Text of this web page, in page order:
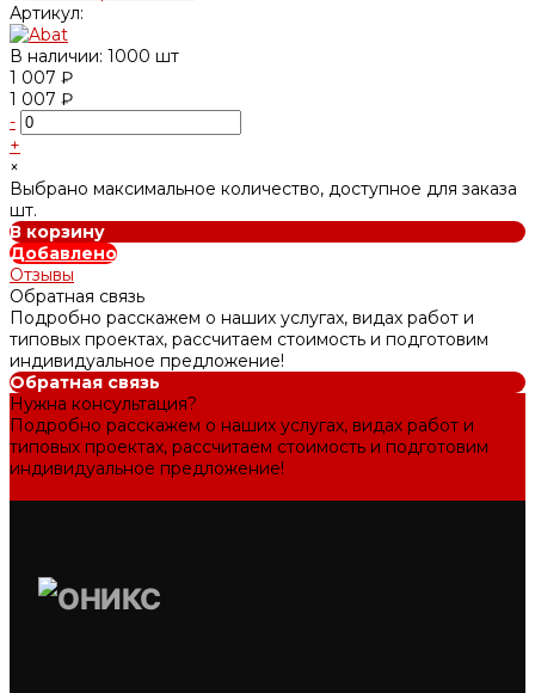
Артикул:
В наличии: 1000 шт
1 007 ₽
1 007 ₽
-
+
×
Выбрано максимальное количество, доступное для заказа
шт.
В корзину
Добавлено
Отзывы
Обратная связь
Подробно расскажем о наших услугах, видах работ и
типовых проектах, рассчитаем стоимость и подготовим
индивидуальное предложение!
Обратная связь
Нужна консультация?
Подробно расскажем о наших услугах, видах работ и
типовых проектах, рассчитаем стоимость и подготовим
индивидуальное предложение!